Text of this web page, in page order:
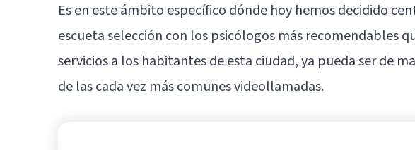
Es en este ámbito específico dónde hoy hemos decidido
escueta selección con los psicólogos más recomendables
servicios a los habitantes de esta ciudad, ya pueda ser de
de las cada vez más comunes videollamadas.